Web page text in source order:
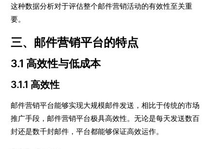
这种数据分析对于评估整个邮件营销活动的有效性至关重
要。
三、邮件营销平台的特点
3.1 高效性与低成本
3.1.1 高效性
邮件营销平台能够实现大规模邮件发送，相比于传统的市场
推广手段，邮件营销平台极具高效性。无论是每天发送数百
封还是数千封邮件，平台都能够保证高效运作。